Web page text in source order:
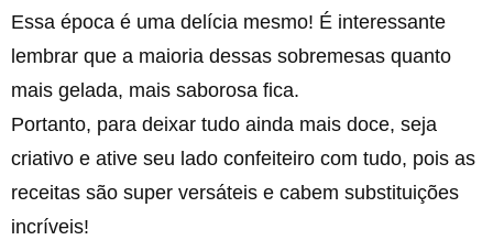
Essa época é uma delícia mesmo! É interessante
lembrar que a maioria dessas sobremesas quanto
mais gelada, mais saborosa fica.
Portanto, para deixar tudo ainda mais doce, seja
criativo e ative seu lado confeiteiro com tudo, pois as
receitas são super versáteis e cabem substituições
incríveis!